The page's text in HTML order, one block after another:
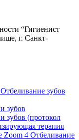
“Гигиенист
г. Санкт-
Отбеливание зубов
зубов
зубов (протокол
терапия
Zoom 4 Отбеливание